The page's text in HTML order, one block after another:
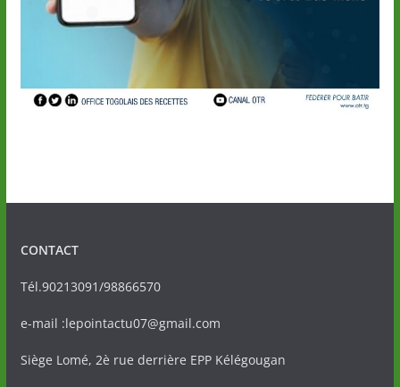
CONTACT
Tél.90213091/98866570
e-mail :lepointactu07@gmail.com
Siège Lomé, 2è rue derrière EPP Kélégougan